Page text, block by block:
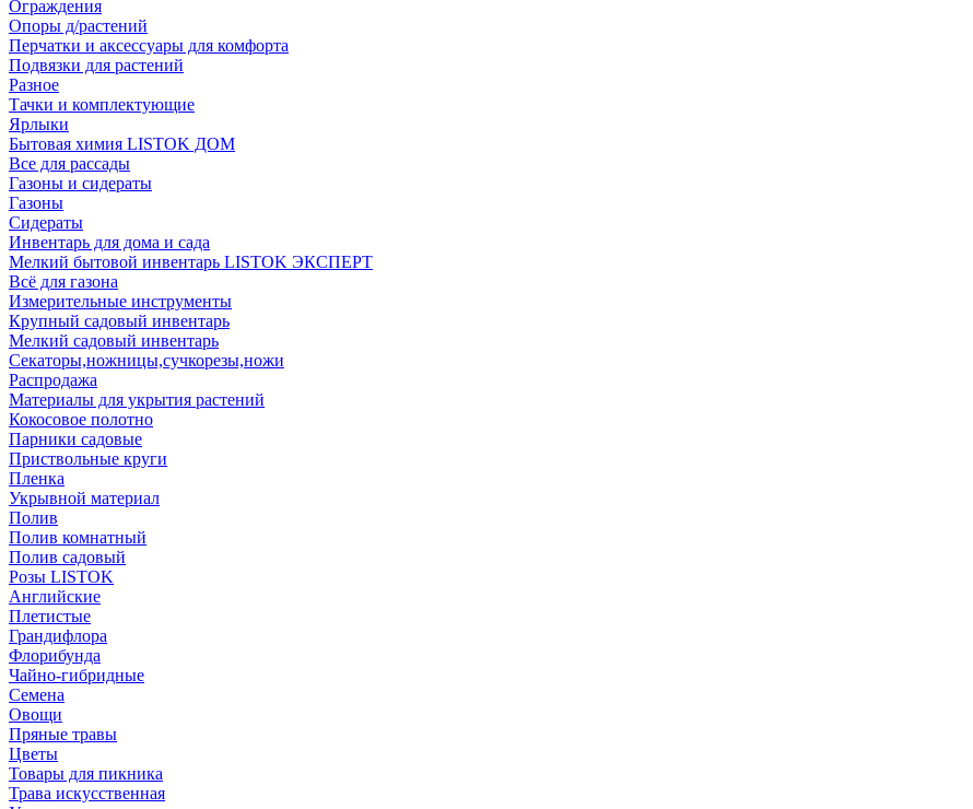
Ограждения
Опоры д/растений
Перчатки и аксессуары для комфорта
Подвязки для растений
Разное
Тачки и комплектующие
Ярлыки
Бытовая химия LISTOK ДОМ
Все для рассады
Газоны и сидераты
Газоны
Сидераты
Инвентарь для дома и сада
Мелкий бытовой инвентарь LISTOK ЭКСПЕРТ
Всё для газона
Измерительные инструменты
Крупный садовый инвентарь
Мелкий садовый инвентарь
Секаторы,ножницы,сучкорезы,ножи
Распродажа
Материалы для укрытия растений
Кокосовое полотно
Парники садовые
Приствольные круги
Пленка
Укрывной материал
Полив
Полив комнатный
Полив садовый
Розы LISTOK
Английские
Плетистые
Грандифлора
Флорибунда
Чайно-гибридные
Семена
Овощи
Пряные травы
Цветы
Товары для пикника
Трава искусственная